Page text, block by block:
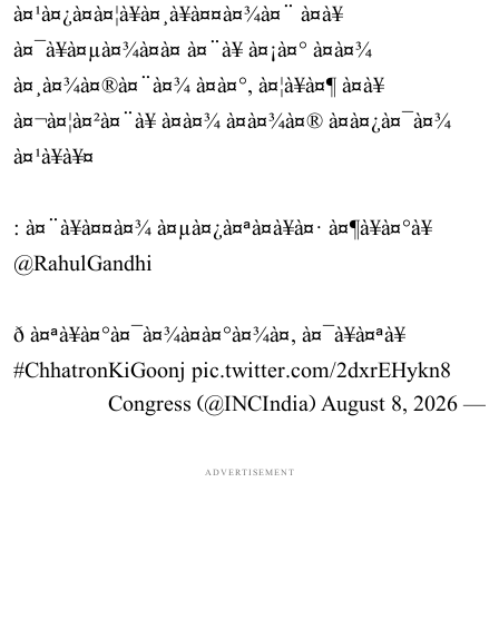
à¤¹à¤¿à¤à¤¦à¥à¤¸à¥à¤¤à¤¾à¤¨ à¤à¥
à¤¯à¥à¤µà¤¾à¤à¤ à¤¨à¥ à¤¡à¤° à¤à¤¾
à¤¸à¤¾à¤®à¤¨à¤¾ à¤à¤°, à¤¦à¥à¤¶ à¤à¥
à¤¬à¤¦à¤²à¤¨à¥ à¤à¤¾ à¤à¤¾à¤® à¤à¤¿à¤¯à¤¾
à¤¹à¥à¥¤
: à¤¨à¥à¤¤à¤¾ à¤µà¤¿à¤ªà¤à¥à¤· à¤¶à¥à¤°à¥
@RahulGandhi
ð à¤ªà¥à¤°à¤¯à¤¾à¤à¤°à¤¾à¤, à¤¯à¥à¤ªà¥
#ChhatronKiGoonj pic.twitter.com/2dxrEHykn8
— Congress (@INCIndia)
August 8, 2026
ADVERTISEMENT